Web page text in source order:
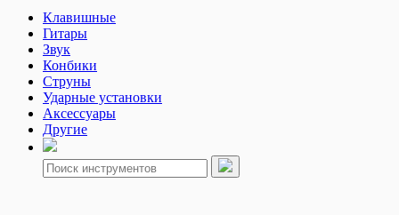
Клавишные
Гитары
Звук
Конбики
Струны
Ударные установки
Аксессуары
Другие